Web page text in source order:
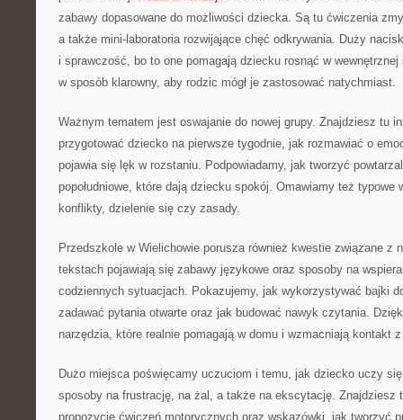
zabawy dopasowane do możliwości dziecka. Są tu ćwiczenia
a także mini-laboratoria rozwijające chęć odkrywania. Duży
i sprawczość, bo to one pomagają dziecku rosnąć w
w sposób klarowny, aby rodzic mógł je zastosować natychmiast.
Ważnym tematem jest oswajanie do nowej grupy. Znajdziesz tu
przygotować dziecko na pierwsze tygodnie, jak rozmawiać o
pojawia się lęk w rozstaniu. Podpowiadamy, jak tworzyć
popołudniowe, które dają dziecku spokój. Omawiamy też typowe
konflikty, dzielenie się czy zasady.
Przedszkole w Wielichowie porusza również kwestie związane z
tekstach pojawiają się zabawy językowe oraz sposoby na
codziennych sytuacjach. Pokazujemy, jak wykorzystywać bajki
zadawać pytania otwarte oraz jak budować nawyk czytania.
narzędzia, które realnie pomagają w domu i wzmacniają kontakt
Dużo miejsca poświęcamy uczuciom i temu, jak dziecko uczy
sposoby na frustrację, na żal, a także na ekscytację. Znajdziesz
propozycje ćwiczeń motorycznych oraz wskazówki, jak tworzyć